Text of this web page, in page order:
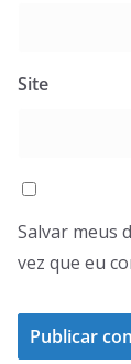
Site
Salvar meus
vez que eu